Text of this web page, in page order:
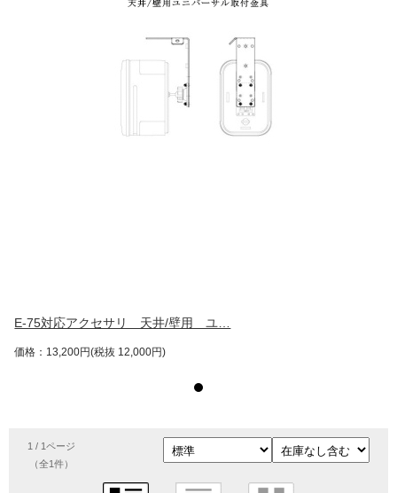
E-75対応アクセサリ 天井/壁用 ユ…
価格：13,200円(税抜 12,000円)
1 / 1ページ
（全1件）